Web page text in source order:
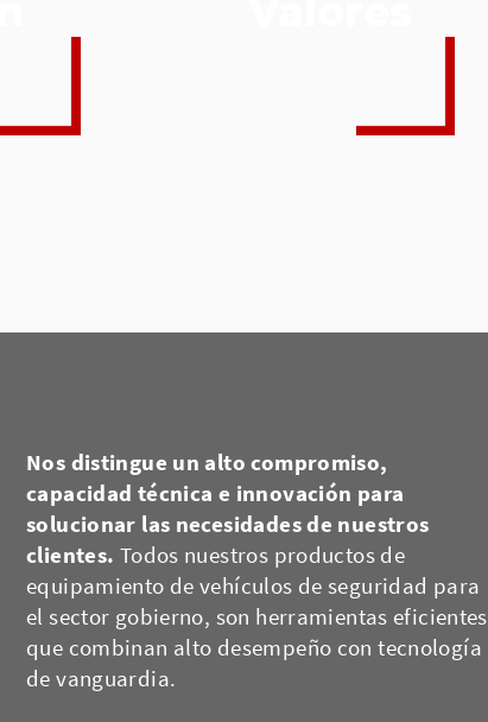
Nos distingue un alto compromiso,
capacidad técnica e innovación para
solucionar las necesidades de nuestros
clientes. Todos nuestros productos de
equipamiento de vehículos de seguridad para
el sector gobierno, son herramientas eficientes
que combinan alto desempeño con tecnología
de vanguardia.